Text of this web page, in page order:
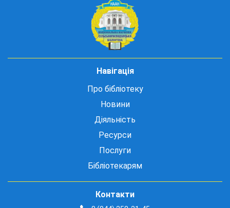
Навігація
Про бібліотеку
Новини
Діяльність
Ресурси
Послуги
Бібліотекарям
Контакти